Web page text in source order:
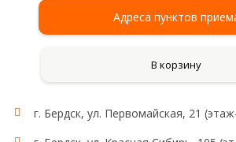
Адреса пунктов
В корзину
г. Бердск, ул. Первомайская, 21